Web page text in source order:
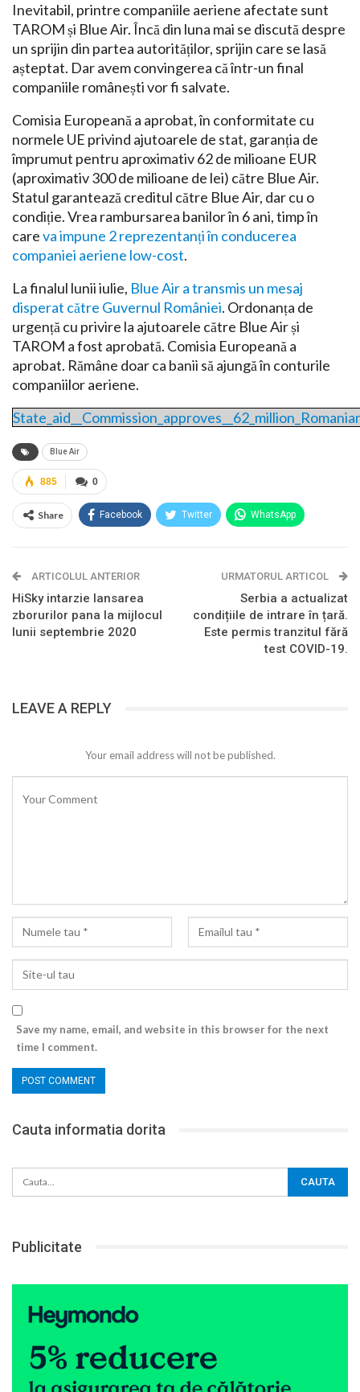
Inevitabil, printre companiile aeriene afectate sunt
TAROM și Blue Air. Încă din luna mai se discută despre
un sprijin din partea autorităților, sprijin care se lasă
așteptat. Dar avem convingerea că într-un final
companiile românești vor fi salvate.
Comisia Europeană a aprobat, în conformitate cu
normele UE privind ajutoarele de stat, garanția de
împrumut pentru aproximativ 62 de milioane EUR
(aproximativ 300 de milioane de lei) către Blue Air.
Statul garantează creditul către Blue Air, dar cu o
condiție. Vrea rambursarea banilor în 6 ani, timp în
careva impune 2 reprezentanți în conducerea
companiei aeriene low-cost.
La finalul lunii iulie, Blue Air a transmis un mesaj
disperat către Guvernul României. Ordonanța de
urgență cu privire la ajutoarele către Blue Air și
TAROM a fost aprobată. Comisia Europeană a
aprobat. Rămâne doar ca banii să ajungă în conturile
companiilor aeriene.
Blue Air
0
885
Share Facebook Twitter WhatsApp
ARTICOLUL ANTERIOR
HiSky intarzie lansarea
zborurilor pana la mijlocul
lunii septembrie 2020
URMATORUL ARTICOL
Serbia a actualizat
condițiile de intrare în țară.
Este permis tranzitul fără
test COVID-19.
LEAVE A REPLY
Your email address will not be published.
Save my name, email, and website in this browser for the next
time I comment.
Cauta informatia dorita
Publicitate